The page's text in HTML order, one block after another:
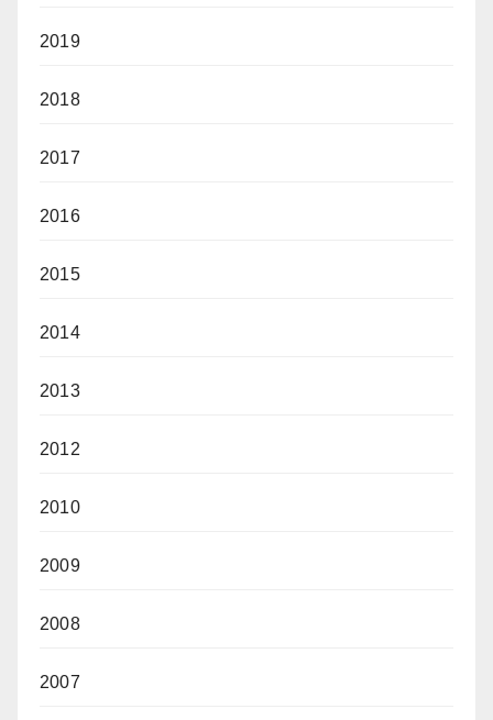
2019
2018
2017
2016
2015
2014
2013
2012
2010
2009
2008
2007